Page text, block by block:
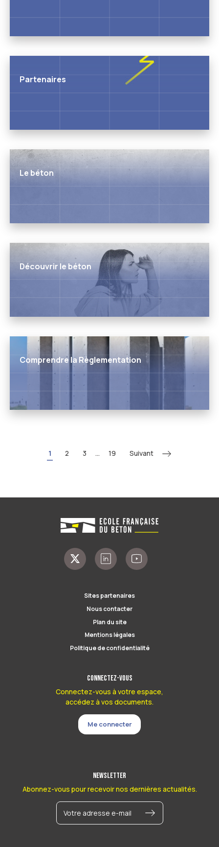
Partenaires
Le béton
Découvrir le béton
Comprendre la Règlementation
1 2 3 ... 19 Suivant
Sites partenaires
Nous contacter
Plan du site
Mentions légales
Politique de confidentialité
Connectez-vous
Connectez-vous à votre espace,
accédez à vos documents.
Me connecter
Newsletter
Abonnez-vous pour recevoir nos dernières actualités.